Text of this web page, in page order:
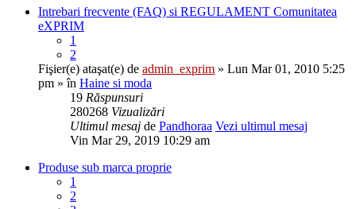
Intrebari frecvente (FAQ) si REGULAMENT Comunitatea
eXPRIM
1
2
Fişier(e) ataşat(e) de admin_exprim » Lun Mar 01, 2010 5:25
pm » în Haine si moda
19 Răspunsuri
280268 Vizualizări
Ultimul mesaj de Pandhoraa Vezi ultimul mesaj
Vin Mar 29, 2019 10:29 am
Produse sub marca proprie
1
2